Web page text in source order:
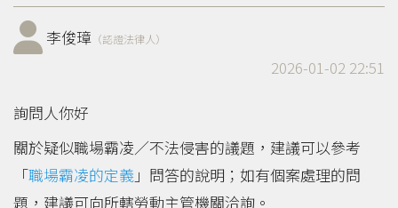
李俊璋 （認證法律人）
2026-01-02 22:51
詢問人你好
關於疑似職場霸凌／不法侵害的議題，建議可以參考
「職場霸凌的定義 」問答的說明；如有個案處理的問
題，建議可向所轄勞動主管機關洽詢。